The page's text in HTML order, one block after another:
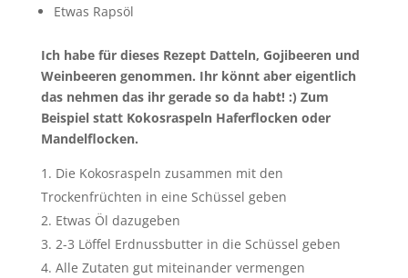
Etwas Rapsöl
Ich habe für dieses Rezept Datteln, Gojibeeren und
Weinbeeren genommen. Ihr könnt aber eigentlich
das nehmen das ihr gerade so da habt! :) Zum
Beispiel statt Kokosraspeln Haferflocken oder
Mandelflocken.
Die Kokosraspeln zusammen mit den
Trockenfrüchten in eine Schüssel geben
Etwas Öl dazugeben
2-3 Löffel Erdnussbutter in die Schüssel geben
Alle Zutaten gut miteinander vermengen